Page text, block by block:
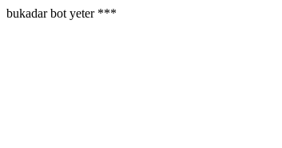
bukadar bot yeter ***